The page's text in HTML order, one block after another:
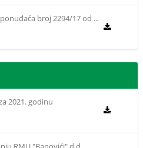
broj 2294/17 od ...
2021. godinu